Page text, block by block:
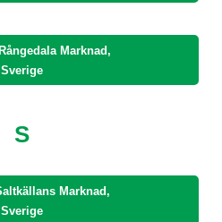
Marknad,
Sverige
S
Marknad,
Sverige